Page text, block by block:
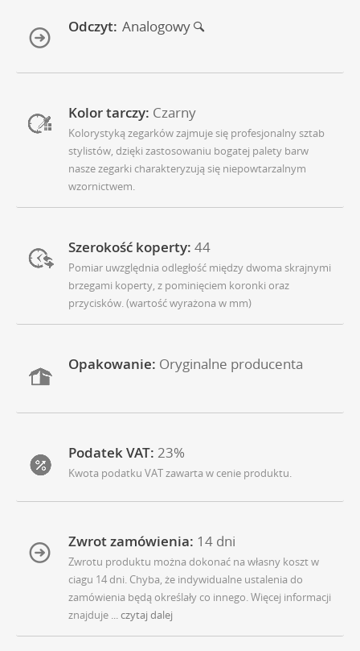
Odczyt: Analogowy
Kolor tarczy: Czarny
Kolorystyką zegarków zajmuje się profesjonalny sztab
stylistów, dzięki zastosowaniu bogatej palety barw
nasze zegarki charakteryzują się niepowtarzalnym
wzornictwem.
Szerokość koperty: 44
Pomiar uwzględnia odległość między dwoma skrajnymi
brzegami koperty, z pominięciem koronki oraz
przycisków. (wartość wyrażona w mm)
Opakowanie: Oryginalne producenta
Podatek VAT: 23%
Kwota podatku VAT zawarta w cenie produktu.
Zwrot zamówienia: 14 dni
Zwrotu produktu można dokonać na własny koszt w
ciagu 14 dni. Chyba, że indywidualne ustalenia do
zamówienia będą określały co innego. Więcej informacji
znajduje
... czytaj dalej